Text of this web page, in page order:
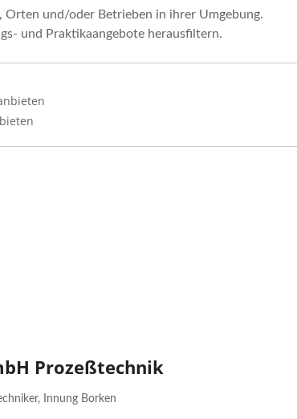
Orten und/oder Betrieben in ihrer Umgebung.
und Praktikaangebote herausfiltern.
Prozeßtechnik
Innung Borken